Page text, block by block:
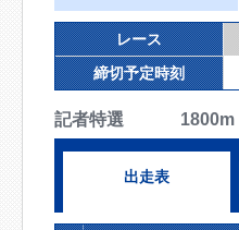
レース
締切予定時刻
記者特選 1800m
出走表